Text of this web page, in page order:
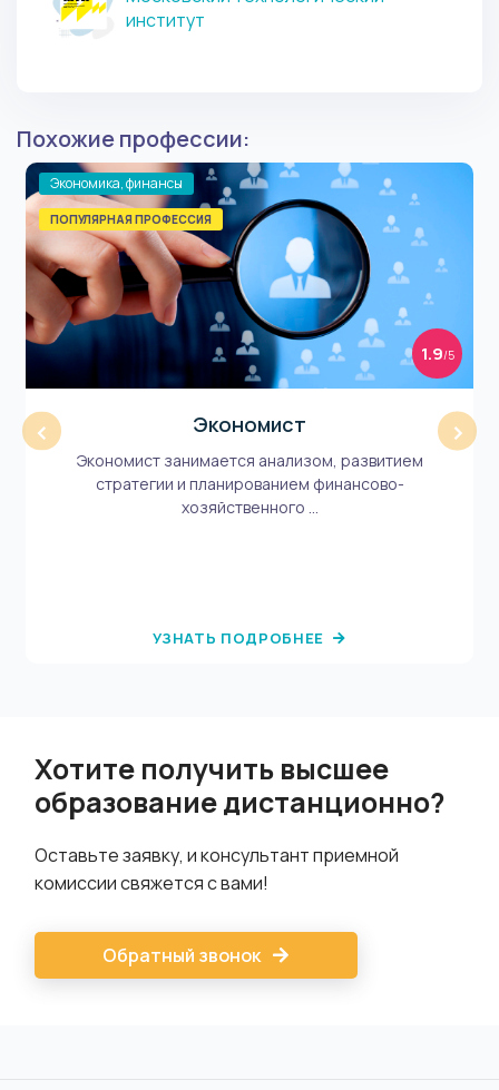
институт
Похожие профессии:
‹
Экономика, финансы
ПОПУЛЯРНАЯ ПРОФЕССИЯ
1.9/5
Экономист
Экономист занимается анализом, развитием
стратегии и планированием финансово-
хозяйственного ...
УЗНАТЬ ПОДРОБНЕЕ
›
Хотите получить высшее
образование дистанционно?
Оставьте заявку, и консультант приемной
комиссии свяжется с вами!
Обратный звонок